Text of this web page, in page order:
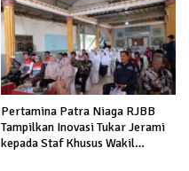
Pertamina Patra Niaga RJBB
Tampilkan Inovasi Tukar Jerami
kepada Staf Khusus Wakil